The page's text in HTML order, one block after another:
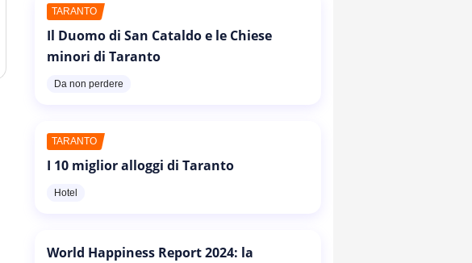
TARANTO
Il Duomo di San Cataldo e le Chiese
minori di Taranto
Da non perdere
TARANTO
I 10 miglior alloggi di Taranto
Hotel
World Happiness Report 2024: la